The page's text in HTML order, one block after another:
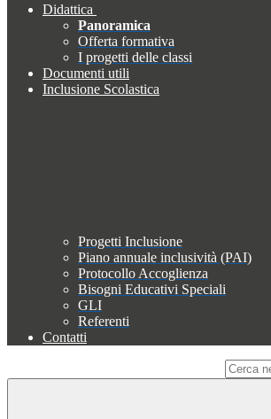
Didattica
Panoramica
Offerta formativa
I progetti delle classi
Documenti utili
Inclusione Scolastica
Progetti Inclusione
Piano annuale inclusività (PAI)
Protocollo Accoglienza
Bisogni Educativi Speciali
GLI
Referenti
Contatti